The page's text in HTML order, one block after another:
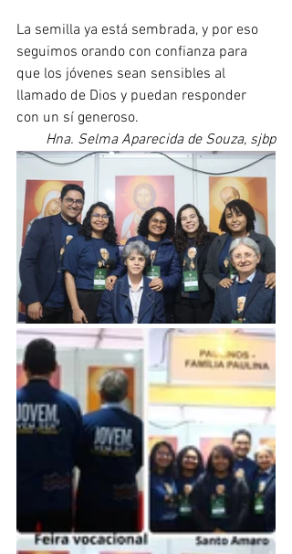
La semilla ya está sembrada, y por eso
seguimos orando con confianza para
que los jóvenes sean sensibles al
llamado de Dios y puedan responder
con un sí generoso.
Hna. Selma Aparecida de Souza, sjbp